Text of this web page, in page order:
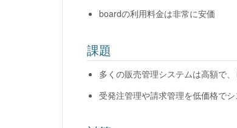
boardの利用料金は非常に安価
課題
多くの販売管理システムは高額で
受発注管理や請求管理を低価格で